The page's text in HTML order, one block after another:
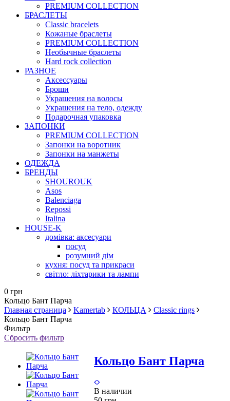
PREMIUM COLLECTION
БРАСЛЕТЫ
Classic bracelets
Кожаные браслеты
PREMIUM COLLECTION
Необычные браслеты
Hard rock collection
РАЗНОЕ
Аксессуары
Броши
Украшения на волосы
Украшения на тело, одежду
Подарочная упаковка
ЗАПОНКИ
PREMIUM COLLECTION
Запонки на воротник
Запонки на манжеты
ОДЕЖДА
БРЕНДЫ
SHOUROUK
Asos
Balenciaga
Repossi
Italina
HOUSE-K
домівка: аксесуари
посуд
розумний дім
кухня: посуд та прикраси
світло: ліхтарики та лампи
0 грн
Кольцо Бант Парча
Главная страница
Kamertab КОЛЬЦА
Classic rings
Кольцо Бант Парча
Фильтр
Сбросить фильтр
Кольцо Бант Парча
В наличии